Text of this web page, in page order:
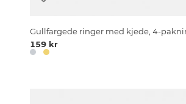
Gullfargede ringer med kjede, 4-
159 kr